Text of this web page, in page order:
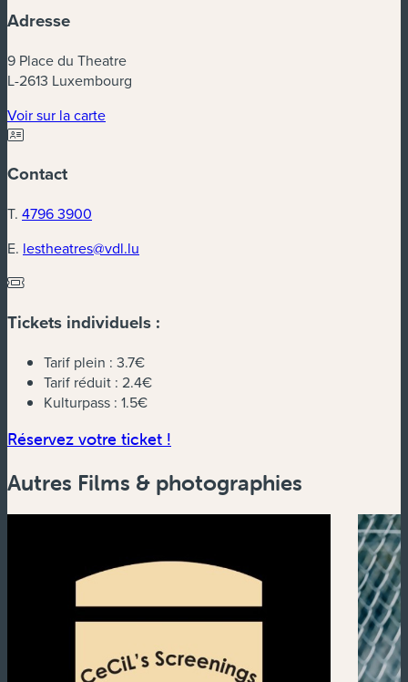
Adresse
9 Place du Theatre
L-2613 Luxembourg
Voir sur la carte(nouvelle fenêtre)
Contact
T. 4796 3900
E. lestheatres@vdl.lu
Tickets individuels :
Tarif plein : 3.7€
Tarif réduit : 2.4€
Kulturpass : 1.5€
Réservez votre ticket !
Autres Films & photographies